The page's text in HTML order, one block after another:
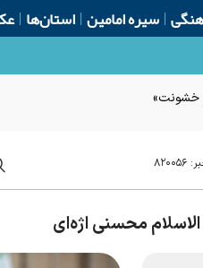
سیره امامین استان‌ها
خشونت»
۸۲۰۰۵۶
محسنی اژه‌ای